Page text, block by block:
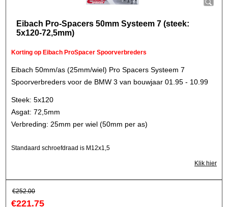
Eibach Pro-Spacers 50mm Systeem 7 (steek:
5x120-72,5mm)
Korting op Eibach ProSpacer Spoorverbreders
Eibach 50mm/as (25mm/wiel) Pro Spacers Systeem 7
Spoorverbreders voor de BMW 3 van bouwjaar 01.95 - 10.99
Steek: 5x120
Asgat: 72,5mm
Verbreding: 25mm per wiel (50mm per as)
Standaard schroefdraad is M12x1,5
Klik hier
€252.00
€221.75